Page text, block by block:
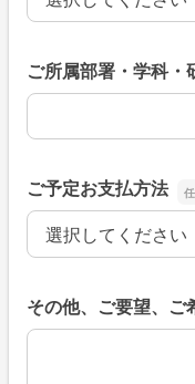
ご所属部署・学科・
ご所属部署・学科・
ご予定お支払方法
ご予定お支払方法
その他、ご要望、ご
その他、ご要望、ご